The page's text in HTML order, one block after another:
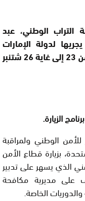
التراب الوطني، عبد
لدولة الإمارات
العربية المتحدة، خلال الفترة الممتدة من 23 إلى غاية 26 شتنبر
الزيارة.
للأمن الوطني ولمراقبة
بزيارة قطاع الأمن
الذي يسهر على تدبير
على مديرية مكافحة
الخاصة.